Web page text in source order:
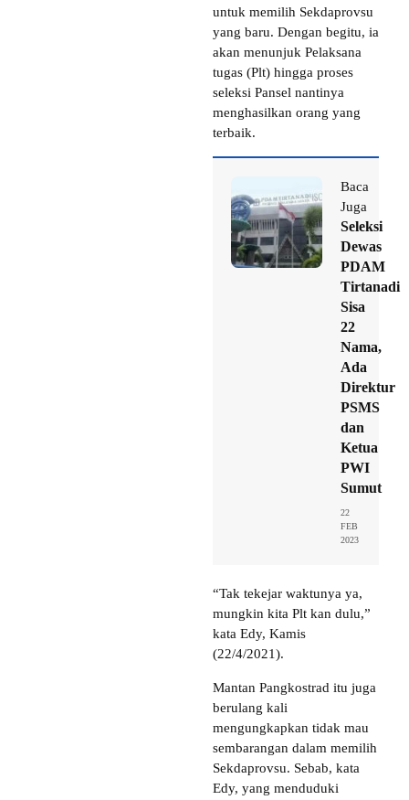
untuk memilih Sekdaprovsu
yang baru. Dengan begitu, ia
akan menunjuk Pelaksana
tugas (Plt) hingga proses
seleksi Pansel nantinya
menghasilkan orang yang
terbaik.
Baca
Juga
Seleksi
Dewas
PDAM
Tirtanadi
Sisa
22
Nama,
Ada
Direktur
PSMS
dan
Ketua
PWI
Sumut
22
FEB
2023
“Tak tekejar waktunya ya,
mungkin kita Plt kan dulu,”
kata Edy, Kamis
(22/4/2021).
Mantan Pangkostrad itu juga
berulang kali
mengungkapkan tidak mau
sembarangan dalam memilih
Sekdaprovsu. Sebab, kata
Edy, yang menduduki